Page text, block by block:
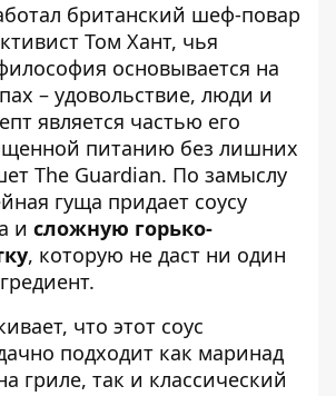
британский шеф-повар
Том Хант, чья
основывается на
– удовольствие, люди и
является частью его
питанию без лишних
The Guardian. По замыслу
гуща придает соусу
и сложную горько-
, которую не даст ни один
что этот соус
подходит как маринад
гриле, так и классический